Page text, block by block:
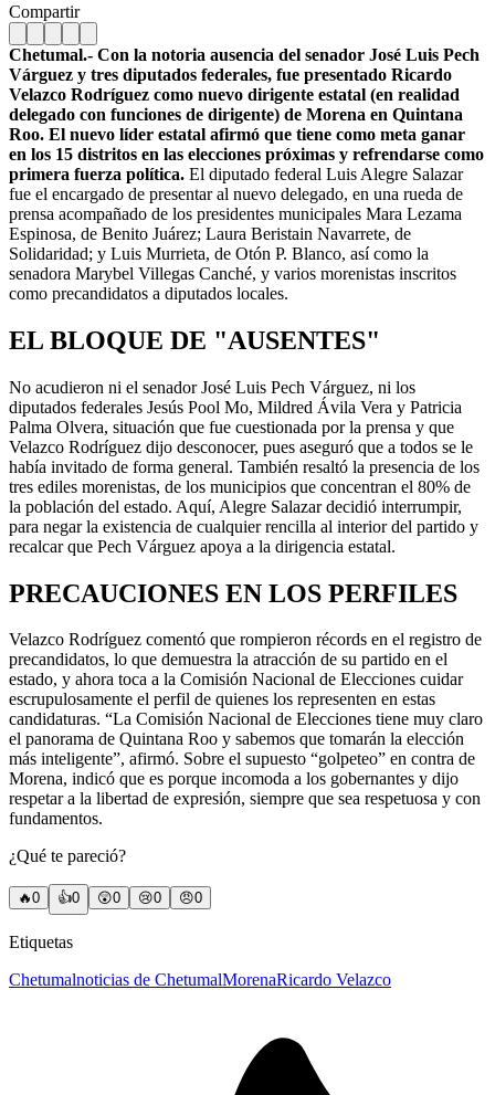
Compartir
Chetumal.- Con la notoria ausencia del senador José Luis Pech
Várguez y tres diputados federales, fue presentado Ricardo
Velazco Rodríguez como nuevo dirigente estatal (en realidad
delegado con funciones de dirigente) de Morena en Quintana
Roo. El nuevo líder estatal afirmó que tiene como meta ganar
en los 15 distritos en las elecciones próximas y refrendarse como
primera fuerza política. El diputado federal Luis Alegre Salazar
fue el encargado de presentar al nuevo delegado, en una rueda de
prensa acompañado de los presidentes municipales Mara Lezama
Espinosa, de Benito Juárez; Laura Beristain Navarrete, de
Solidaridad; y Luis Murrieta, de Otón P. Blanco, así como la
senadora Marybel Villegas Canché, y varios morenistas inscritos
como precandidatos a diputados locales.
EL BLOQUE DE "AUSENTES"
No acudieron ni el senador José Luis Pech Várguez, ni los
diputados federales Jesús Pool Mo, Mildred Ávila Vera y Patricia
Palma Olvera, situación que fue cuestionada por la prensa y que
Velazco Rodríguez dijo desconocer, pues aseguró que a todos se le
había invitado de forma general. También resaltó la presencia de los
tres ediles morenistas, de los municipios que concentran el 80% de
la población del estado. Aquí, Alegre Salazar decidió interrumpir,
para negar la existencia de cualquier rencilla al interior del partido y
recalcar que Pech Várguez apoya a la dirigencia estatal.
PRECAUCIONES EN LOS PERFILES
Velazco Rodríguez comentó que rompieron récords en el registro de
precandidatos, lo que demuestra la atracción de su partido en el
estado, y ahora toca a la Comisión Nacional de Elecciones cuidar
escrupulosamente el perfil de quienes los representen en estas
candidaturas. “La Comisión Nacional de Elecciones tiene muy claro
el panorama de Quintana Roo y sabemos que tomarán la elección
más inteligente”, afirmó. Sobre el supuesto “golpeteo” en contra de
Morena, indicó que es porque incomoda a los gobernantes y dijo
respetar a la libertad de expresión, siempre que sea respetuosa y con
fundamentos.
¿Qué te pareció?
🔥0 👍0 😲0 😢0 😠0
Etiquetas
Chetumalnoticias de ChetumalMorenaRicardo Velazco